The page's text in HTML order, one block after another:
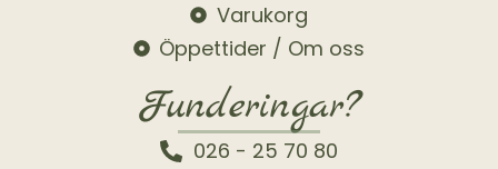
Varukorg
Öppettider / Om oss
Funderingar?
026 - 25 70 80